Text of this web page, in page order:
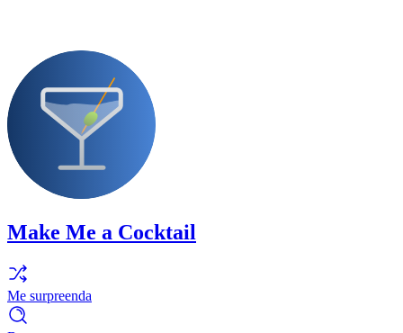
Make Me a Cocktail
Me surpreenda